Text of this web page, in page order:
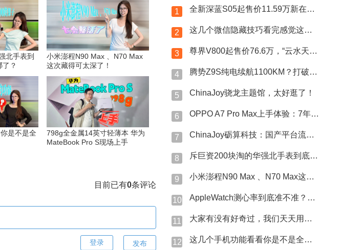
北手表到
？
小米澎程N90 Max 、N70 Max
这次藏得可太深了！
是不是全
798g全金属14英寸轻薄本 华为
MateBook Pro S现场上手
目前已有0条评论
发布
1 全新深蓝S05起售价11.59万新在哪？顶配还带激光雷达？
2 这几个微信隐藏技巧看完感觉这么多年绿泡泡白用了？！
3 尊界V800起售价76.6万，“云水天青”车漆选装15万？
4 腾势Z9S纯电续航1100KM？打破量产纯电轿车续航纪录？
5 ChinaJoy骁龙主题馆，太好逛了！
6 OPPO A7 Pro Max上手体验：7年长寿万级大电池
7 ChinaJoy砺算科技：国产平台流畅运行《黑神话：悟空》
8 斥巨资200块淘的华强北手表到底跟7000的果子差哪了？
9 小米澎程N90 Max 、N70 Max这次藏得可太深了！
10 AppleWatch测心率到底准不准？今天咱们直接上硬贷！
11 大家有没有好奇过，我们天天用的蓝牙名字是怎么来的？
12 这几个手机功能看看你是不是全程吃灰→